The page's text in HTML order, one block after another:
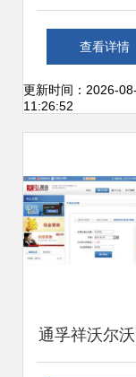
水线到圆梦
查看详情
更新时间：2026-
11:26:52
通孚祥沃尔